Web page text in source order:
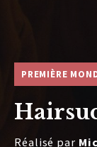
PREMIÈRE
Réalisé par